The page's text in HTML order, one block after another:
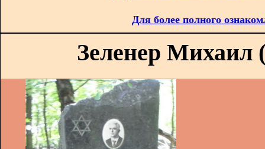
Для более полного
Зеленер Михаил